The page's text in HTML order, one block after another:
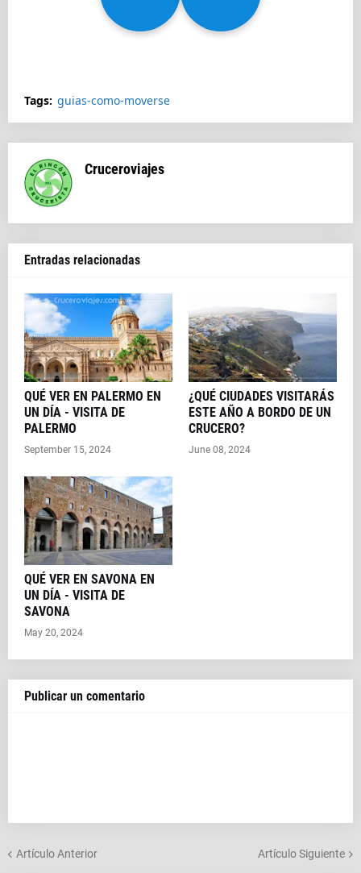
Tags: guias-como-moverse
Cruceroviajes
Entradas relacionadas
QUÉ VER EN PALERMO EN
UN DÍA - VISITA DE
PALERMO
September 15, 2024
¿QUÉ CIUDADES VISITARÁS
ESTE AÑO A BORDO DE UN
CRUCERO?
June 08, 2024
QUÉ VER EN SAVONA EN
UN DÍA - VISITA DE
SAVONA
May 20, 2024
Publicar un comentario
Artículo Anterior Artículo Siguiente